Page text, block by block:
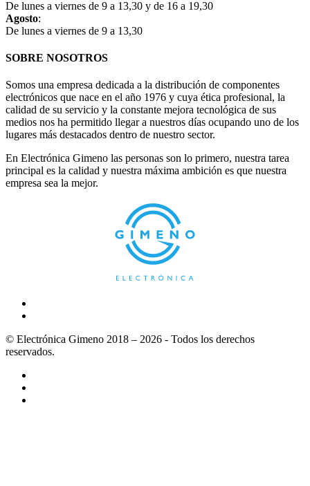
De lunes a viernes de 9 a 13,30 y de 16 a 19,30
Agosto:
De lunes a viernes de 9 a 13,30
SOBRE NOSOTROS
Somos una empresa dedicada a la distribución de componentes
electrónicos que nace en el año 1976 y cuya ética profesional, la
calidad de su servicio y la constante mejora tecnológica de sus
medios nos ha permitido llegar a nuestros días ocupando uno de los
lugares más destacados dentro de nuestro sector.
En Electrónica Gimeno las personas son lo primero, nuestra tarea
principal es la calidad y nuestra máxima ambición es que nuestra
empresa sea la mejor.
© Electrónica Gimeno 2018 – 2026 - Todos los derechos
reservados.